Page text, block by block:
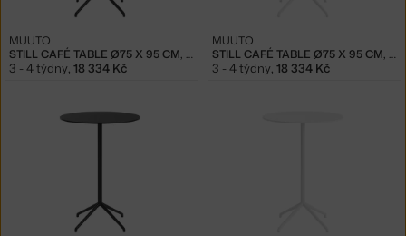
STILL CAFÉ TABLE Ø75 X 95 CM, BLACK
MUUTO
3 - 4 týdny, 18 334 Kč
STILL CAFÉ TABLE Ø75 X 95 CM, WHITE
MUUTO
3 - 4 týdny, 18 334 Kč